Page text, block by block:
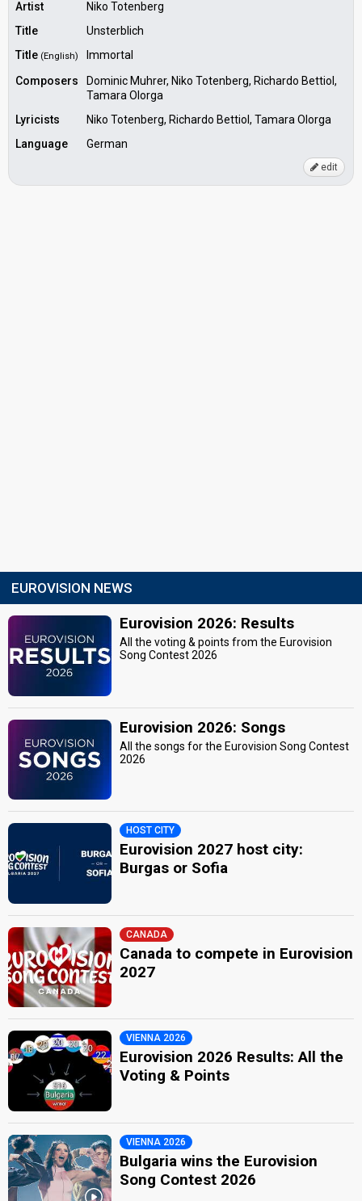
Artist
Niko Totenberg
Title
Unsterblich
Title (English)
Immortal
Composers
Dominic Muhrer, Niko Totenberg, Richardo Bettiol,
Tamara Olorga
Lyricists
Niko Totenberg, Richardo Bettiol, Tamara Olorga
Language
German
edit
EUROVISION NEWS
Eurovision 2026: Results
All the voting & points from the Eurovision
Song Contest 2026
Eurovision 2026: Songs
All the songs for the Eurovision Song Contest
2026
HOST CITY
Eurovision 2027 host city:
Burgas or Sofia
CANADA
Canada to compete in Eurovision
2027
VIENNA 2026
Eurovision 2026 Results: All the
Voting & Points
VIENNA 2026
Bulgaria wins the Eurovision
Song Contest 2026